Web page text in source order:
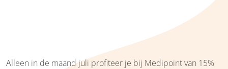
Alleen in de maand juli profiteer je bij Medipoint van 15%